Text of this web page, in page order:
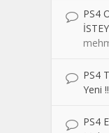
PS4
PS4
Yeni
PS4